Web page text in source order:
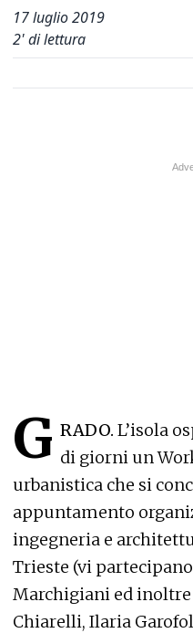
17 luglio 2019
2' di lettura
G RADO. L’isola
di giorni un
urbanistica che si
appuntamento
ingegneria e
Trieste (vi
Marchigiani ed inoltre
Chiarelli, Ilaria